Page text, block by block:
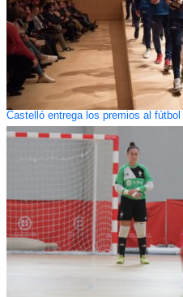
Castelló entrega los premios al fútbol